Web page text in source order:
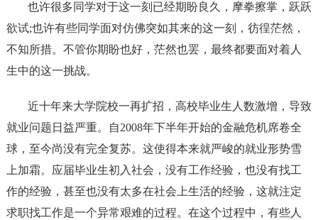
也许很多同学对于这一刻已经期盼良久，摩拳擦掌，跃跃
欲试;也许有些同学面对仿佛突如其来的这一刻，彷徨茫然，
不知所措。不管你期盼也好，茫然也罢，最终都要面对着人
生中的这一挑战。
近十年来大学院校一再扩招，高校毕业生人数激增，导致
就业问题日益严重。自2008年下半年开始的金融危机席卷全
球，至今尚没有完全复苏。这使得本来就严峻的就业形势雪
上加霜。应届毕业生初入社会，没有工作经验，也没有找工
作的经验，甚至也没有太多在社会上生活的经验，这就注定
求职找工作是一个异常艰难的过程。在这个过程中，有些人